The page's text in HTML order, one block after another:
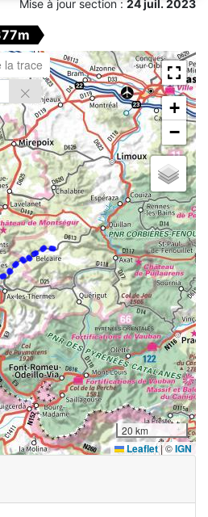
Mise à jour section :24 juil. 2023
la trace
+
−
20 km
Leaflet|©IGN